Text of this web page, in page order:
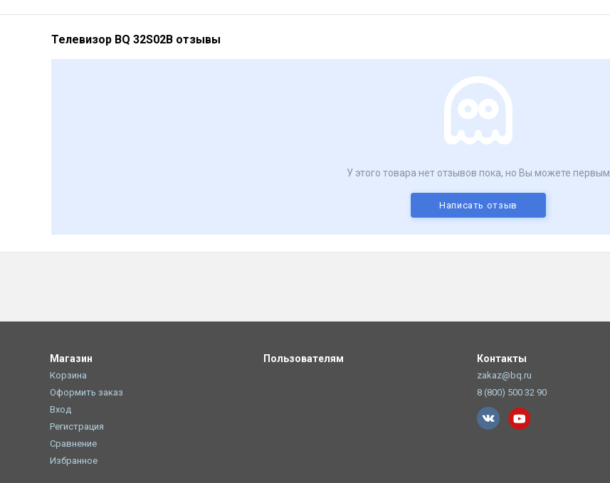
Телевизор BQ 32S02B отзывы
У этого товара нет отзывов пока, но Вы можете первым
Написать отзыв
Магазин
Корзина
Оформить заказ
Вход
Регистрация
Сравнение
Избранное
Пользователям Контакты
zakaz@bq.ru
8 (800) 500 32 90